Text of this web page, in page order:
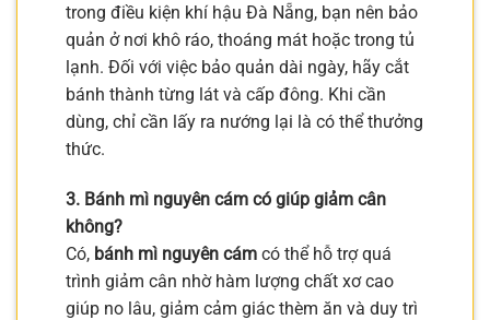
trong điều kiện khí hậu Đà Nẵng, bạn nên bảo
quản ở nơi khô ráo, thoáng mát hoặc trong tủ
lạnh. Đối với việc bảo quản dài ngày, hãy cắt
bánh thành từng lát và cấp đông. Khi cần
dùng, chỉ cần lấy ra nướng lại là có thể thưởng
thức.
3. Bánh mì nguyên cám có giúp giảm cân
không?
Có, bánh mì nguyên cám có thể hỗ trợ quá
trình giảm cân nhờ hàm lượng chất xơ cao
giúp no lâu, giảm cảm giác thèm ăn và duy trì